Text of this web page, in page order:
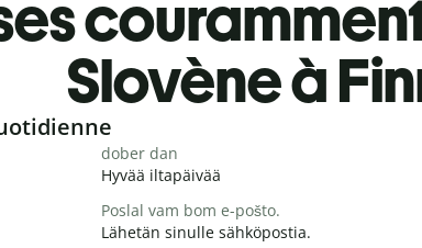
Slovène à
dober dan
Hyvää iltapäivää
Poslal vam bom e-pošto.
Lähetän sinulle sähköpostia.